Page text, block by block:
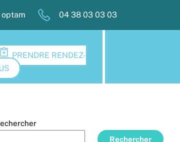
04 38 03 03 03
PRENDRE RENDEZ-
Rechercher